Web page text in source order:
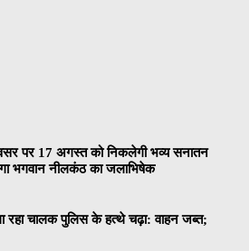
पर 17 अगस्त को निकलेगी भव्य सनातन
भगवान नीलकंठ का जलाभिषेक
रहा चालक पुलिस के हत्थे चढ़ा: वाहन जब्त;